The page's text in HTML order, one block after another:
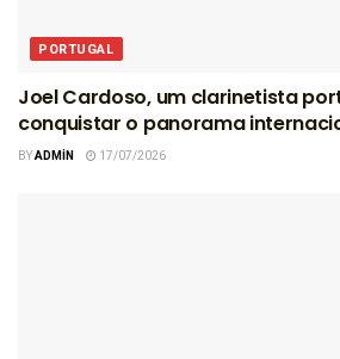
PORTUGAL
Joel Cardoso, um clarinetista
conquistar o panorama
BYADMIN 17/07/2026